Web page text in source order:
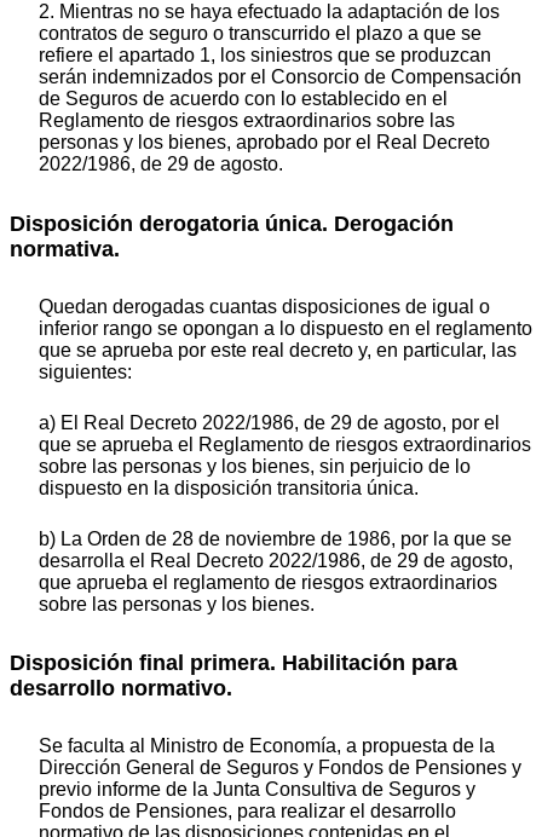
2. Mientras no se haya efectuado la adaptación de los
contratos de seguro o transcurrido el plazo a que se
refiere el apartado 1, los siniestros que se produzcan
serán indemnizados por el Consorcio de Compensación
de Seguros de acuerdo con lo establecido en el
Reglamento de riesgos extraordinarios sobre las
personas y los bienes, aprobado por el Real Decreto
2022/1986, de 29 de agosto.
Disposición derogatoria única. Derogación
normativa.
Quedan derogadas cuantas disposiciones de igual o
inferior rango se opongan a lo dispuesto en el reglamento
que se aprueba por este real decreto y, en particular, las
siguientes:
a) El Real Decreto 2022/1986, de 29 de agosto, por el
que se aprueba el Reglamento de riesgos extraordinarios
sobre las personas y los bienes, sin perjuicio de lo
dispuesto en la disposición transitoria única.
b) La Orden de 28 de noviembre de 1986, por la que se
desarrolla el Real Decreto 2022/1986, de 29 de agosto,
que aprueba el reglamento de riesgos extraordinarios
sobre las personas y los bienes.
Disposición final primera. Habilitación para
desarrollo normativo.
Se faculta al Ministro de Economía, a propuesta de la
Dirección General de Seguros y Fondos de Pensiones y
previo informe de la Junta Consultiva de Seguros y
Fondos de Pensiones, para realizar el desarrollo
normativo de las disposiciones contenidas en el